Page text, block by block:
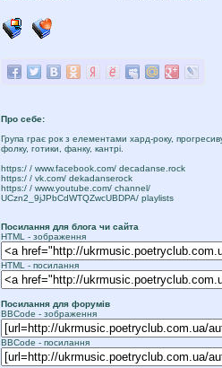
Про себе:
Група грає рок з елементами хард-року,
фолку, готики, фанку, кантрі.
https:/ / www.facebook.com/ decadanse.rock
https:/ / vk.com/ dekadanserock
https:/ / www.youtube.com/ channel/
UCzn2_9jJPbCdWTQZwcUBDPA/ playlists
Посилання для блога чи сайта
HTML - зображення
HTML - посилання
Посилання для форумiв
BBCode - зображення
BBCode - посилання